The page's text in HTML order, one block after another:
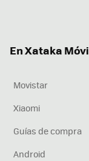
En Xataka
Movistar
Xiaomi
Guías de compra
Android